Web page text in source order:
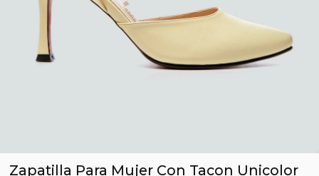
Zapatilla Para Mujer Con Tacon Unicolor